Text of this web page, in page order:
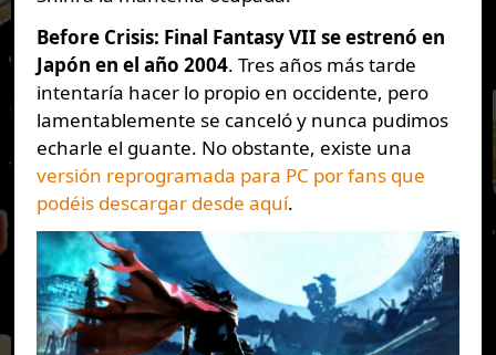
Before Crisis: Final Fantasy VII se estrenó en
Japón en el año 2004. Tres años más tarde
intentaría hacer lo propio en occidente, pero
lamentablemente se canceló y nunca pudimos
echarle el guante. No obstante, existe una
versión reprogramada para PC por fans que
podéis descargar desde aquí.